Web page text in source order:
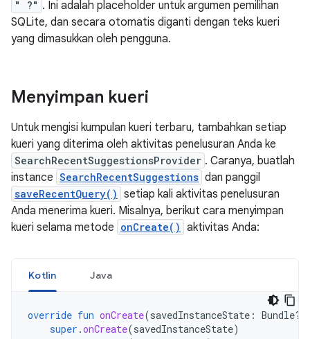
" ?" . Ini adalah placeholder untuk argumen pemilihan
SQLite, dan secara otomatis diganti dengan teks kueri
yang dimasukkan oleh pengguna.
Menyimpan kueri
Untuk mengisi kumpulan kueri terbaru, tambahkan setiap
kueri yang diterima oleh aktivitas penelusuran Anda ke
SearchRecentSuggestionsProvider . Caranya, buatlah
instance SearchRecentSuggestions dan panggil
saveRecentQuery() setiap kali aktivitas penelusuran
Anda menerima kueri. Misalnya, berikut cara menyimpan
kueri selama metode onCreate() aktivitas Anda:
Kotlin Java
override fun onCreate(savedInstanceState : Bundle?)
super .onCreate(savedInstanceState)